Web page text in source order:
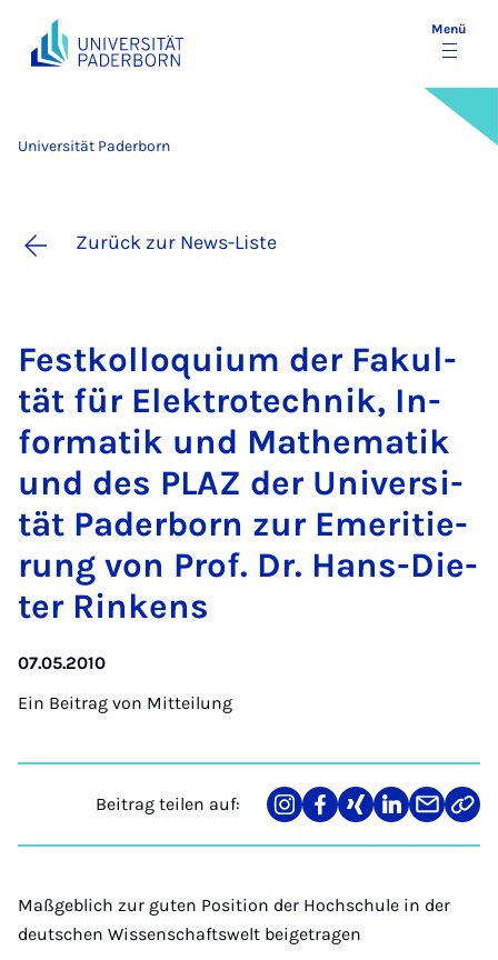
Menü
Universität Paderborn
Zurück zur News-Liste
Fest­kol­lo­qui­um der Fa­kul­
tät für Elek­tro­tech­nik, In­
for­ma­tik und Ma­the­ma­tik
und des PLAZ der Uni­ver­si­
tät Pa­der­born zur Eme­ri­tie­
rung von Prof. Dr. Hans-Die­
ter Rin­kens
07.05.2010
Ein Beitrag von Mitteilung
Beitrag teilen auf:
Teilen
auf
Teilen
auf
Teilen
auf
Teilen
auf
Teilen
über
Mail
Link
Maßgeblich zur guten Position der Hochschule in der
deutschen Wissenschaftswelt beigetragen